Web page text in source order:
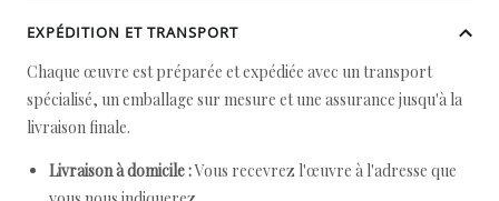
EXPÉDITION ET TRANSPORT
Chaque œuvre est préparée et expédiée avec un transport
spécialisé, un emballage sur mesure et une assurance jusqu'à la
livraison finale.
Livraison à domicile :Vous recevrez l'œuvre à l'adresse que